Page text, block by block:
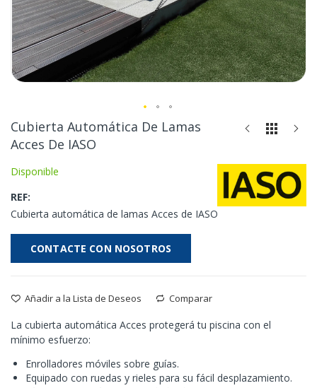
Saltar
al
de
galería
de
Cubierta Automática De Lamas
Acces De IASO
Disponible
REF
Cubierta automática de lamas Acces de IASO
CONTACTE CON NOSOTROS
Añadir a la Lista de Deseos Comparar
La cubierta automática Acces protegerá tu piscina con el
mínimo esfuerzo:
Enrolladores móviles sobre guías.
Equipado con ruedas y rieles para su fácil desplazamiento.